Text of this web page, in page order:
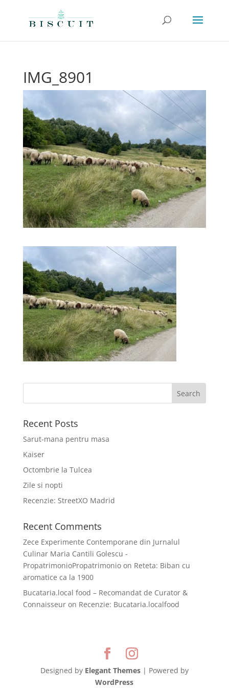
IMG_8901
Recent Posts
Sarut-mana pentru masa
Kaiser
Octombrie la Tulcea
Zile si nopti
Recenzie: StreetXO Madrid
Recent Comments
Zece Experimente Contemporane din Jurnalul
Culinar Maria Cantili Golescu -
PropatrimonioPropatrimonioon Reteta: Biban cu
aromatice ca la 1900
Bucataria.local food – Recomandat de Curator &
Connaisseuron Recenzie: Bucataria.localfood
Designed by Elegant Themes| Powered by
WordPress